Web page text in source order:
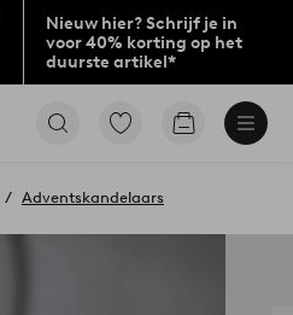
Nieuw hier? Schrijf je in
voor 40% korting op het
duurste artikel*
Ga
gemarkeerde
Go
Adventskandelaars